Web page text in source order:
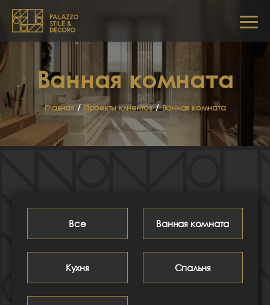
Ванная комната
Главная / Проекты клиентов / Ванная комната
Все Ванная комната
Кухня Спальня